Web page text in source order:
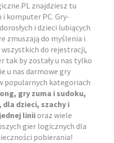
znajdziesz tu
komputer PC. Gry-
i dzieci lubiących
zmuszają do myślenia i
do rejestracji,
tak by zostały u nas tylko
u nas darmowe gry
popularnych kategoriach
gry zuma i sudoku,
dzieci, szachy i
liniioraz wiele
gier logicznych dla
pobierania!